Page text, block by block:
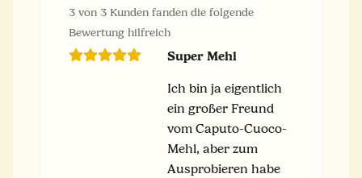
3 von 3 Kunden fanden die folgende
Bewertung hilfreich
Super Mehl
Ich bin ja eigentlich
ein großer Freund
vom Caputo-Cuoco-
Mehl, aber zum
Ausprobieren habe